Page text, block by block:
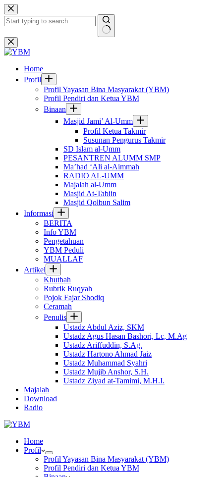
Skip
to
content
No
results
Home
Profil
Profil Yayasan Bina Masyarakat (YBM)
Profil Pendiri dan Ketua YBM
Binaan
Masjid Jami’ Al-Umm
Profil Ketua Takmir
Susunan Pengurus Takmir
SD Islam al-Umm
PESANTREN ALUMM SMP
Ma’had ‘Ali al-Aimmah
RADIO AL-UMM
Majalah al-Umm
Masjid At-Tabiin
Masjid Qolbun Salim
Informasi
BERITA
Info YBM
Pengetahuan
YBM Peduli
MUALLAF
Artikel
Khutbah
Rubrik Ruqyah
Pojok Fajar Shodiq
Ceramah
Penulis
Ustadz Abdul Aziz, SKM
Ustadz Agus Hasan Bashori, Lc, M.Ag
Ustadz Ariffuddin, S.Ag.
Ustadz Hartono Ahmad Jaiz
Ustadz Muhammad Syahri
Ustadz Mujib Anshor, S.H.
Ustadz Ziyad at-Tamimi, M.H.I.
Majalah
Download
Radio
Home
Profil
Profil Yayasan Bina Masyarakat (YBM)
Profil Pendiri dan Ketua YBM